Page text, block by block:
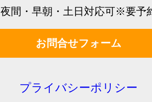
夜間・早朝・土日対応可※要予
お問合せフォーム
プライバシーポリシー